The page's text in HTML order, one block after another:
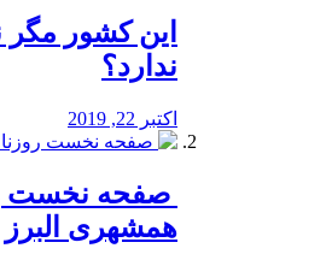
این کشور مگر
ندارد؟
اکتبر 22, 2019
صفحه نخست
همشهری البرز